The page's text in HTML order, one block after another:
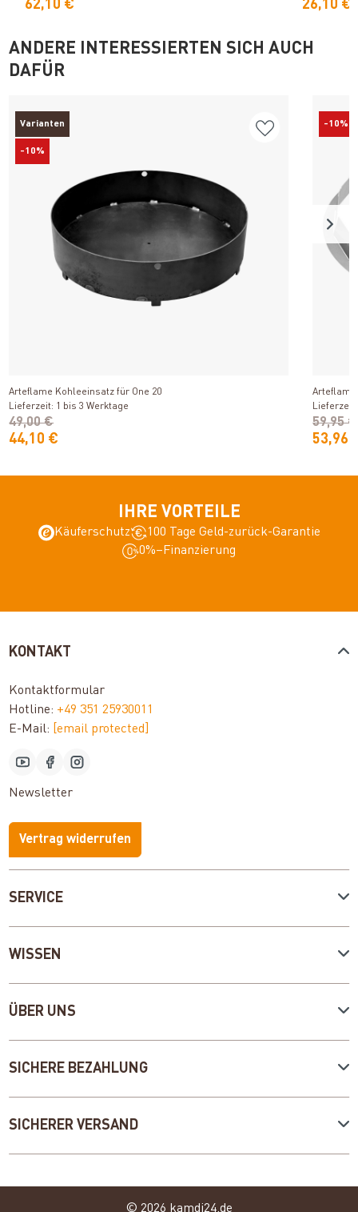
62,10 € 26,10 €
ANDERE INTERESSIERTEN SICH AUCH
DAFÜR
Varianten
-10%
Arteflame Kohleeinsatz für One 20
Lieferzeit: 1 bis 3 Werktage
44,10 €
49,00 €
-10%
Arteflame
53,96
59,95 €
IHRE VORTEILE
Käuferschutz
100 Tage Geld-zurück-Garantie
0%–Finanzierung
SERVICE
WISSEN
ÜBER UNS
KONTAKT
Kontaktformular
Hotline: +49 351 25930011
E-Mail:
[email protected]
Newsletter
Vertrag widerrufen
SICHERE BEZAHLUNG
SICHERER VERSAND
© 2026 kamdi24.de